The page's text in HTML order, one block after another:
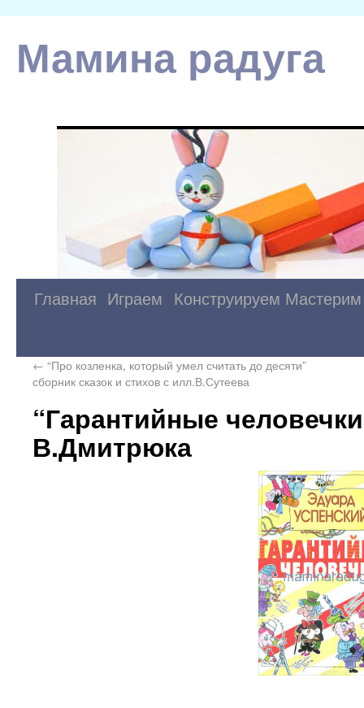
Мамина радуга
Главная Играем Конструируем Мастерим
← “Про козленка, который умел считать до десяти”
сборник сказок и стихов с илл.В.Сутеева
“Гарантийные
В.Дмитрюка